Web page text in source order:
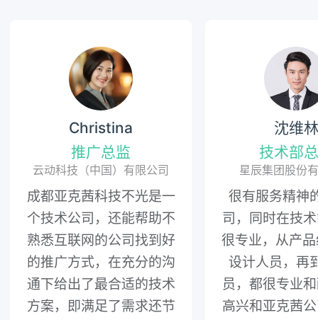
Christina
推广总监
云动科技（中国）有限公司
成都亚克茜科技不光是一
个技术公司，还能帮助不
熟悉互联网的公司找到好
的推广方式，在充分的沟
通下给出了最合适的技术
方案，即满足了需求还节
沈维林
技术部
星辰集团股份
很有服务精神
司，同时在技
很专业，从产
设计人员，再
员，都很专业
高兴和亚克茜